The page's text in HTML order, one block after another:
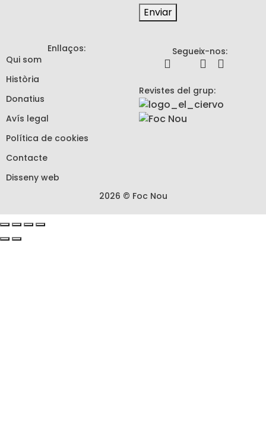
Enviar
Enllaços:
Qui som
Història
Donatius
Avís legal
Política de cookies
Contacte
Disseny web
Segueix-nos:
Revistes del grup:
2026 © Foc Nou